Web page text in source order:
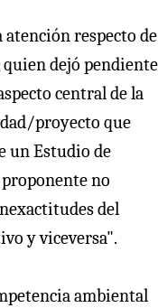
respecto de
quien dejó pendiente
central de la
proyecto que
un Estudio de
no
del
y viceversa".
ambiental